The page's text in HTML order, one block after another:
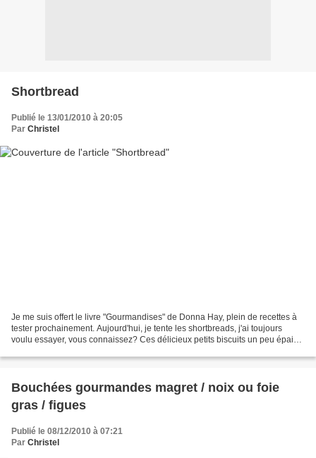
Shortbread
Publié le 13/01/2010 à 20:05
Par Christel
Je me suis offert le livre "Gourmandises" de Donna Hay, plein de recettes à
tester prochainement. Aujourd'hui, je tente les shortbreads, j'ai toujours
voulu essayer, vous connaissez? Ces délicieux petits biscuits un peu épais,
Bouchées gourmandes magret / noix ou foie
gras / figues
Publié le 08/12/2010 à 07:21
Par Christel